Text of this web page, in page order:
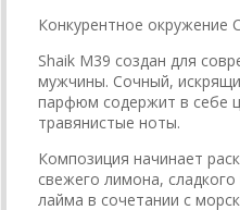
Конкурентное окружение
Shaik M39 создан для
мужчины. Сочный,
парфюм содержит в себе
травянистые ноты.
Композиция начинает
свежего лимона,
лайма в сочетании с